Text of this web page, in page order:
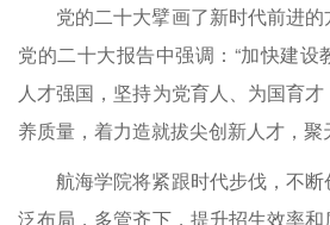
党的二十大擘画了新时代前进
党的二十大报告中强调：“加快建设
人才强国，坚持为党育人、为国育
养质量，着力造就拔尖创新人才，聚
航海学院将紧跟时代步伐，不
泛布局，多管齐下，提升招生效率